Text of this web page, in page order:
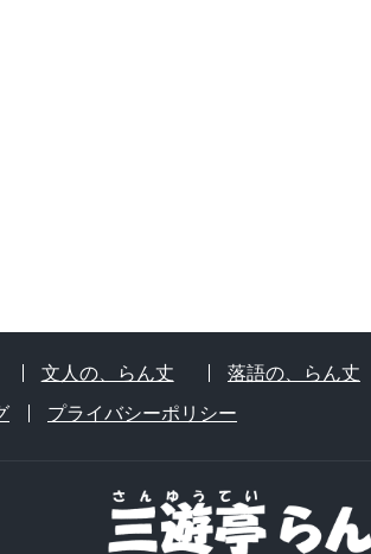
文人の、らん丈 落語の、らん丈
プライバシーポリシー